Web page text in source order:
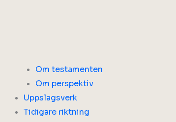
Om testamenten
Om perspektiv
Uppslagsverk
Tidigare riktning